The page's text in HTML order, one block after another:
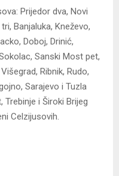
Prijedor dva, Novi
Banjaluka, Kneževo,
Doboj, Drinić,
Sanski Most pet,
Ribnik, Rudo,
Sarajevo i Tuzla
i Široki Brijeg
Celzijusovih.